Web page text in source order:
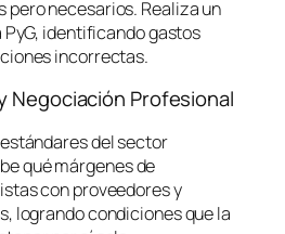
necesarios. Realiza un
identificando gastos
incorrectas.
Negociación Profesional
del sector
qué márgenes de
con proveedores y
logrando condiciones que la